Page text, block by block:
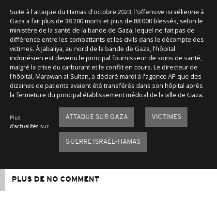
Suite à l'attaque du Hamas d'octobre 2023, l'offensive israélienne à
Gaza a fait plus de 38 200 morts et plus de 88 000 blessés, selon le
ministère de la santé de la bande de Gaza, lequel ne fait pas de
différence entre les combattants et les civils dans le décompte des
victimes. À Jabaliya, au nord de la bande de Gaza, l'hôpital
indonésien est devenu le principal fournisseur de soins de santé,
malgré la crise du carburant et le conflit en cours. Le directeur de
l'hôpital, Marawan al-Sultan, a déclaré mardi à l'agence AP que des
dizaines de patients avaient été transférés dans son hôpital après
la fermeture du principal établissement médical de la ville de Gaza.
Plus
d'actualités sur
ATTAQUE SUR GAZA VICTIMES
GUERRE ISRAËL-HAMAS
PLUS DE NO COMMENT